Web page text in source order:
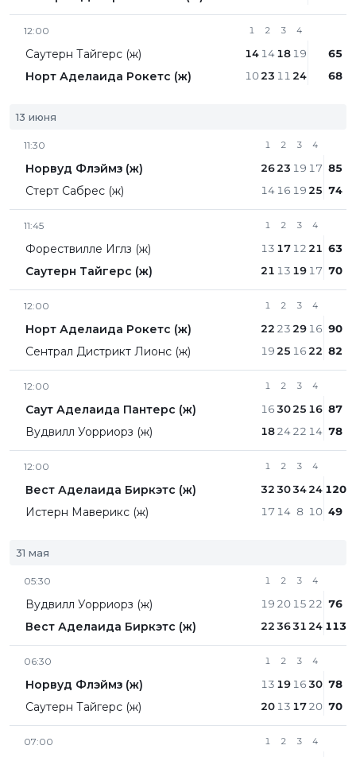
12:00
Саутерн Тайгерс (ж)
Норт Аделаида Рокетс (ж)
1
14
10
2
14
23
3
18
11
4
19
24
65
68
13 июня
11:30
Норвуд Флэймз (ж)
Стерт Сабрес (ж)
1
26
14
2
23
16
3
19
19
4
17
25
85
74
11:45
Форествилле Иглз (ж)
Саутерн Тайгерс (ж)
1
13
21
2
17
13
3
12
19
4
21
17
63
70
12:00
Норт Аделаида Рокетс (ж)
Сентрал Дистрикт Лионc (ж)
1
22
19
2
23
25
3
29
16
4
16
22
90
82
12:00
Саут Аделаида Пантерс (ж)
Вудвилл Уорриорз (ж)
1
16
18
2
30
24
3
25
22
4
16
14
87
78
12:00
Вест Аделаида Биркэтс (ж)
Истерн Маверикс (ж)
1
32
17
2
30
14
3
34
8
4
24
10
120
49
31 мая
05:30
Вудвилл Уорриорз (ж)
Вест Аделаида Биркэтс (ж)
1
19
22
2
20
36
3
15
31
4
22
24
76
113
06:30
Норвуд Флэймз (ж)
Саутерн Тайгерс (ж)
1
13
20
2
19
13
3
16
17
4
30
20
78
70
07:00 1 2 3 4